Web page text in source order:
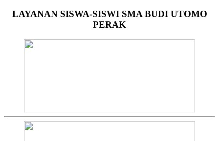
LAYANAN SISWA-SISWI SMA BUDI UTOMO
PERAK